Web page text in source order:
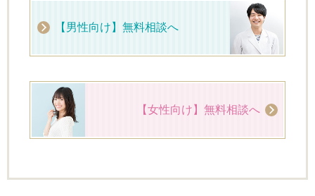
【男性向け】無料相談へ
【女性向け】無料相談へ